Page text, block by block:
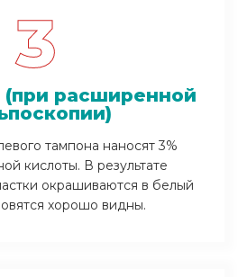
3
(при расширенной
тампона наносят 3%
кислоты. В результате
окрашиваются в белый
хорошо видны.